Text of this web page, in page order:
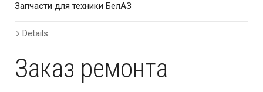
Запчасти для техники БелАЗ
Details
Заказ ремонта